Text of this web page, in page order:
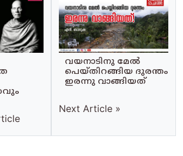
വയനാടിനു മേൽ
പെയ്തിറങ്ങിയ ദുരന്തം
ഇരന്നു വാങ്ങിയത്
Next Article »